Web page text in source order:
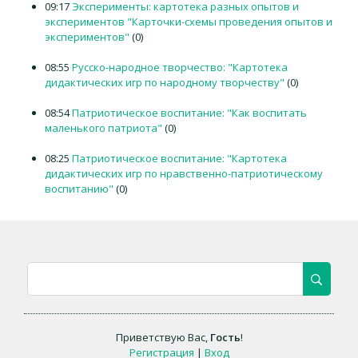
09:17Эксперименты: картотека разных опытов и
экспериментов "Карточки-схемы проведения опытов и
экспериментов" (0)
08:55 Русско-народное творчество: "Картотека
дидактических игр по народному творчеству" (0)
08:54Патриотическое воспитание: "Как воспитать
маленького патриота" (0)
08:25 Патриотическое воспитание: "Картотека
дидактических игр по нравственно-патриотическому
воспитанию" (0)
Приветствую Вас, Гость!
Регистрация | Вход